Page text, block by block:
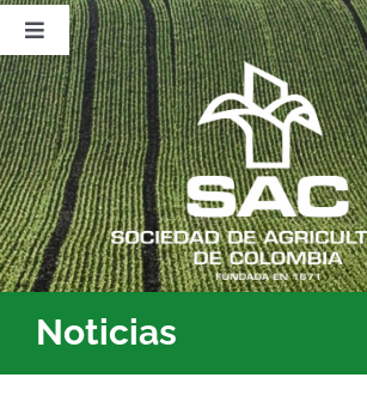
Saltar
contenido
Toggle
Navigation
Nosotros
Publicaciones
Sala de Prensa
Eventos
Noticias